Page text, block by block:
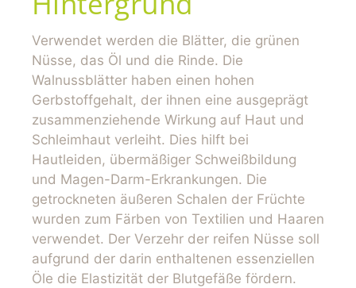
Verwendet werden die Blätter, die grünen
Nüsse, das Öl und die Rinde. Die
Walnussblätter haben einen hohen
Gerbstoffgehalt, der ihnen eine ausgeprägt
zusammenziehende Wirkung auf Haut und
Schleimhaut verleiht. Dies hilft bei
Hautleiden, übermäßiger Schweißbildung
und Magen-Darm-Erkrankungen. Die
getrockneten äußeren Schalen der Früchte
wurden zum Färben von Textilien und Haaren
verwendet. Der Verzehr der reifen Nüsse soll
aufgrund der darin enthaltenen essenziellen
Öle die Elastizität der Blutgefäße fördern.